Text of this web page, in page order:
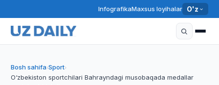
InfografikaMaxsus loyihalar O'z
Bosh sahifa›Sport›
O‘zbekiston sportchilari Bahrayndagi musobaqada medallar